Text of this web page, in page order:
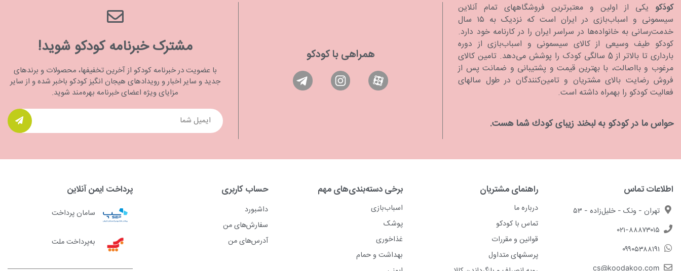
کودَکو یکی از اولین و معتبرترین فروشگاههای تمام آنلاین
سیسمونی و اسباب‌بازی در ایران است که نزدیک به ۱۵ سال
خدمت‌رسانی به خانواده‌ها در سراسر ایران را در کارنامه خود دارد.
كودكو طیف وسیعی از کالای سیسمونی و اسباب‌بازی از دوره
بارداری تا بالاتر از 5 سالگی کودک را پوشش می‌دهد. تامین کالای
مرغوب و بااصالت، با بهترین قیمت و پشتیبانی و ضمانت پس از
فروش رضایت بالای مشتریان و تامین‌کنندگان در طول سالهای
فعالیت کودکو را بهمراه داشته است.
حواس ما در كودكو به لبخند زیبای كودك شما هست.
همراهی با کودکو مشترک خبرنامه کودکو شوید!
با عضویت در خبرنامه کودکو از آخرین تخفیفها، محصولات و برندهای
جدید و سایر اخبار و رویدادهای هیجان انگیز کودکو باخبر شده و از سایر
مزایای ویژه اعضای خبرنامه بهره‌مند شوید.
اطلاعات تماس
تهران - ونک - خلیل‌زاده - ۵۳
۰۲۱-۸۸۸۷۳۰۱۵
۰۹۹۰۵۳۸۸۱۹۱
cs@koodakoo.com
راهنمای مشتریان
درباره ما
تماس با کودکو
قوانین و مقررات
پرسشهای متداول
برخی دسته‌بندی‌های مهم
اسباب‌بازی
پوشک
غذاخوری
بهداشت و حمام
حساب کاربری
داشبورد
سفارش‌های من
آدرس‌های من
پرداخت ایمن آنلاین
سامان پرداخت
به‌پرداخت ملت